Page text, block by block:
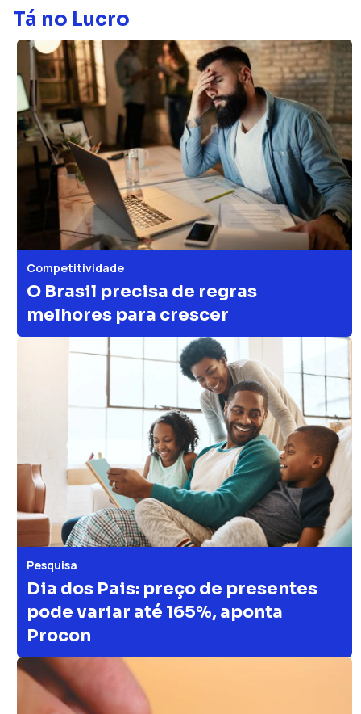
Tá no Lucro
Competitividade
O Brasil precisa de regras
melhores para crescer
Pesquisa
Dia dos Pais: preço de presentes
pode variar até 165%, aponta
Procon